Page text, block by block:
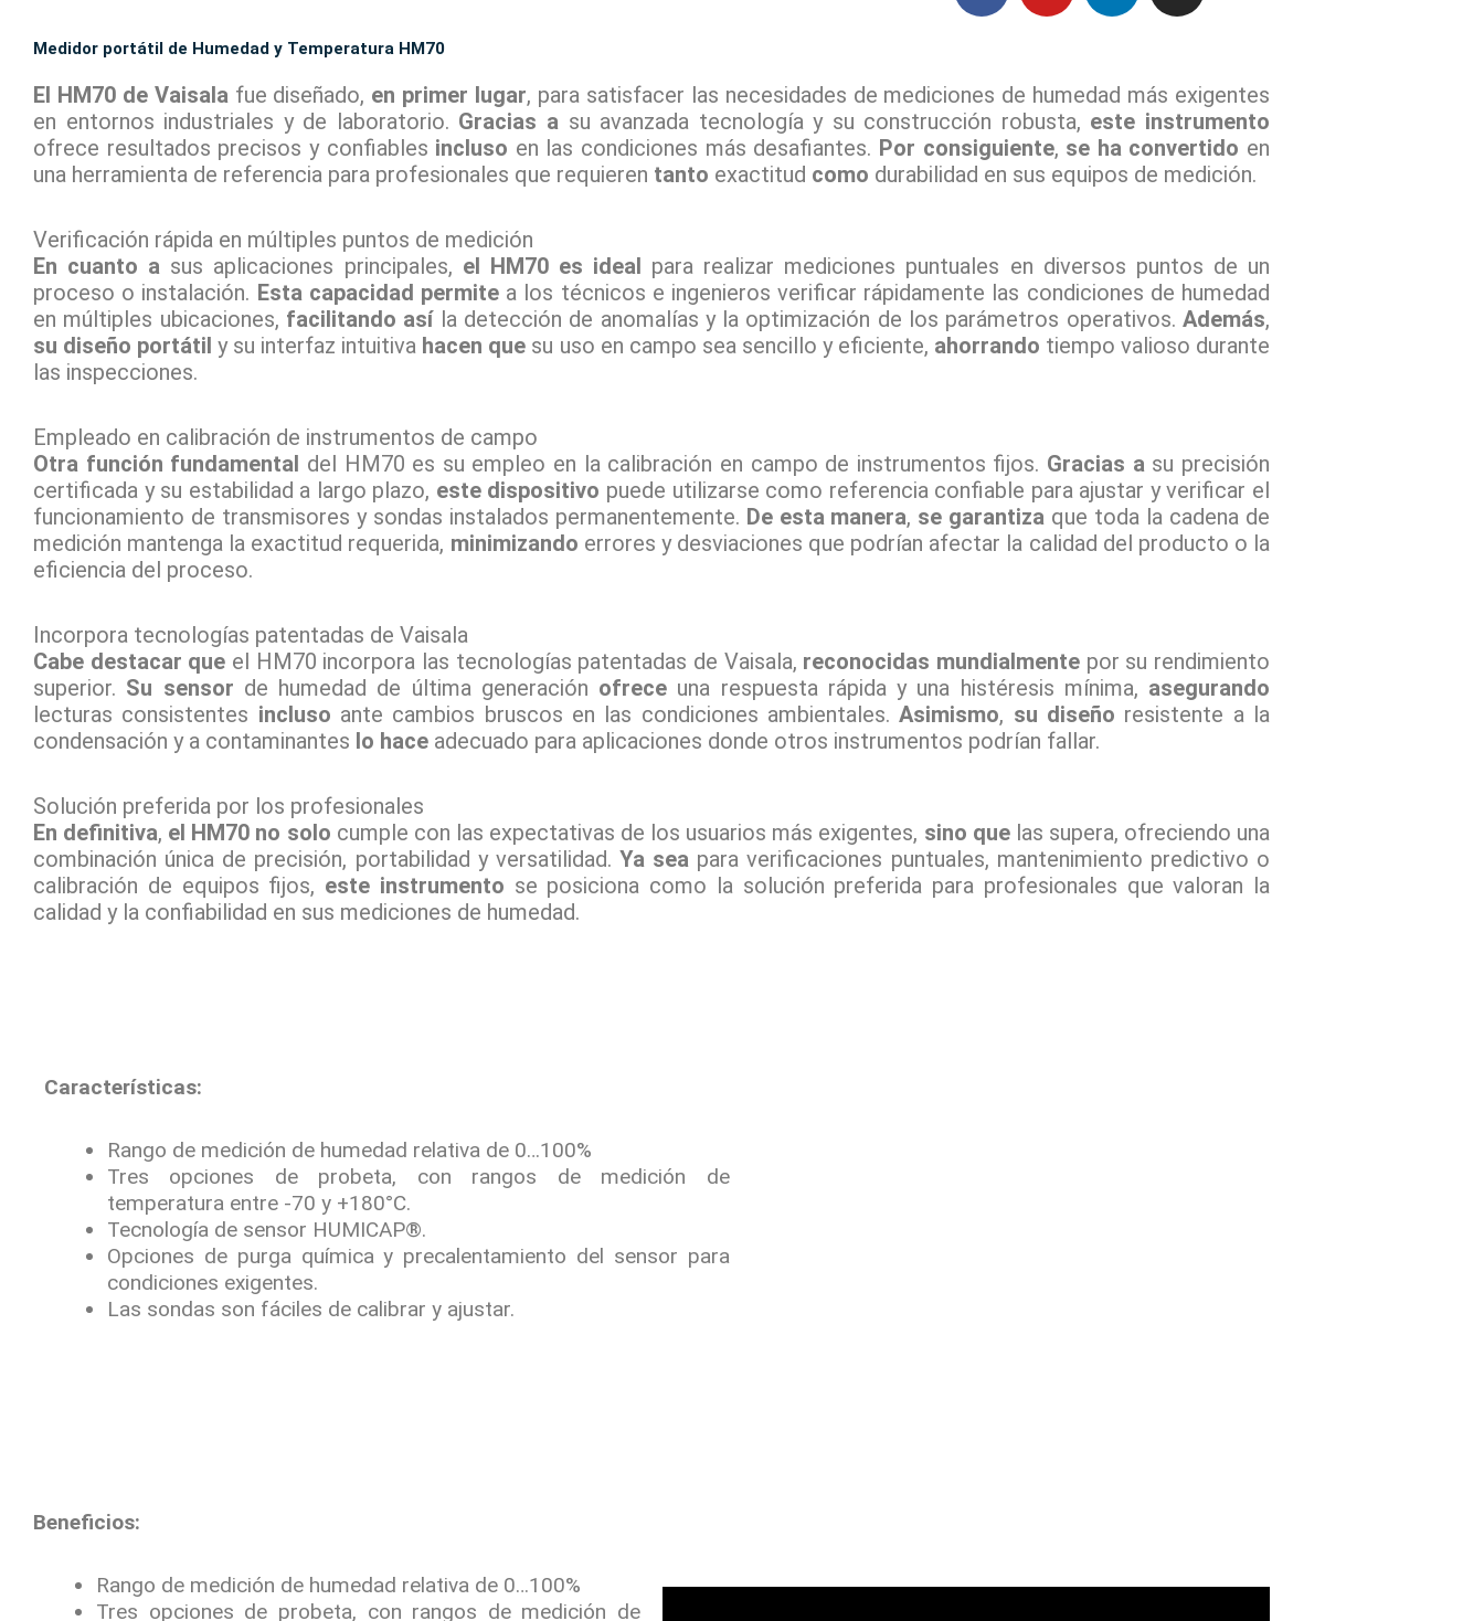
b
o
o
k
u
b
e
e
d
i
n
a
g
r
a
s
a
p
p
Medidor portátil de Humedad y Temperatura HM70
El HM70 de Vaisalafue diseñado, en primer lugar, para satisfacer las necesidades de mediciones de humedad más exigentes
en entornos industriales y de laboratorio. Gracias asu avanzada tecnología y su construcción robusta, este instrumento
ofrece resultados precisos y confiables incluso en las condiciones más desafiantes. Por consiguiente, se ha convertido en
una herramienta de referencia para profesionales que requieren tanto exactitud como durabilidad en sus equipos de medición.
Verificación rápida en múltiples puntos de medición
En cuanto a sus aplicaciones principales, el HM70 es ideal para realizar mediciones puntuales en diversos puntos de un
proceso o instalación. Esta capacidad permitea los técnicos e ingenieros verificar rápidamente las condiciones de humedad
en múltiples ubicaciones, facilitando asíla detección de anomalías y la optimización de los parámetros operativos. Además,
su diseño portátil y su interfaz intuitiva hacen que su uso en campo sea sencillo y eficiente, ahorrando tiempo valioso durante
las inspecciones.
Empleado en calibración de instrumentos de campo
Otra función fundamental del HM70 es su empleo en la calibración en campo de instrumentos fijos. Gracias asu precisión
certificada y su estabilidad a largo plazo, este dispositivo puede utilizarse como referencia confiable para ajustar y verificar el
funcionamiento de transmisores y sondas instalados permanentemente. De esta manera, se garantiza que toda la cadena de
medición mantenga la exactitud requerida, minimizando errores y desviaciones que podrían afectar la calidad del producto o la
eficiencia del proceso.
Incorpora tecnologías patentadas de Vaisala
Cabe destacar que el HM70 incorpora las tecnologías patentadas de Vaisala, reconocidas mundialmente por su rendimiento
superior. Su sensor de humedad de última generación ofrece una respuesta rápida y una histéresis mínima, asegurando
lecturas consistentes incluso ante cambios bruscos en las condiciones ambientales.Asimismo, su diseño resistente a la
condensación y a contaminantes lo hace adecuado para aplicaciones donde otros instrumentos podrían fallar.
Solución preferida por los profesionales
En definitiva, el HM70 no solo cumple con las expectativas de los usuarios más exigentes, sino quelas supera, ofreciendo una
combinación única de precisión, portabilidad y versatilidad. Ya sea para verificaciones puntuales, mantenimiento predictivo o
calibración de equipos fijos, este instrumento se posiciona como la solución preferida para profesionales que valoran la
calidad y la confiabilidad en sus mediciones de humedad.
Características:
Rango de medición de humedad relativa de 0…100%
Tres opciones de probeta, con rangos de medición de
temperatura entre -70 y +180°C.
Tecnología de sensor HUMICAP®.
Opciones de purga química y precalentamiento del sensor para
condiciones exigentes.
Las sondas son fáciles de calibrar y ajustar.
Beneficios:
Rango de medición de humedad relativa de 0…100%
Tres opciones de probeta, con rangos de medición de